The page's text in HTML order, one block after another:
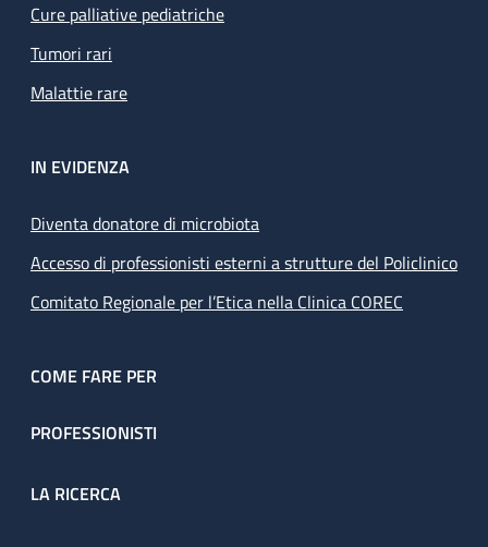
Cure palliative pediatriche
Tumori rari
Malattie rare
IN EVIDENZA
Diventa donatore di microbiota
Accesso di professionisti esterni a strutture del Policlinico
Comitato Regionale per l’Etica nella Clinica COREC
COME FARE PER
PROFESSIONISTI
LA RICERCA